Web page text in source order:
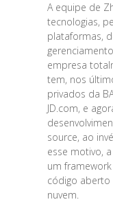
A equipe de
tecnologias,
plataformas,
empresa
tem, nos
privados da
JD.com, e
source, ao
esse motivo,
um
código aberto
nuvem.